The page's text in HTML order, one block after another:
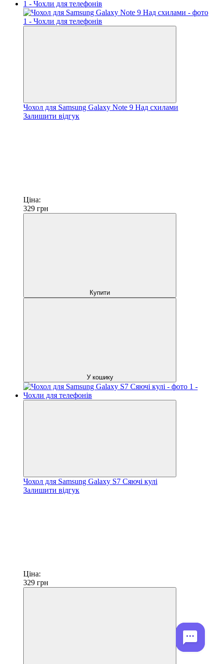
Чохол для Samsung Galaxy Note 9 Над схилами
Залишити відгук
Ціна:
329 грн
Купити
У кошику
Чохол для Samsung Galaxy S7 Сяючі кулі
Залишити відгук
Ціна:
329 грн